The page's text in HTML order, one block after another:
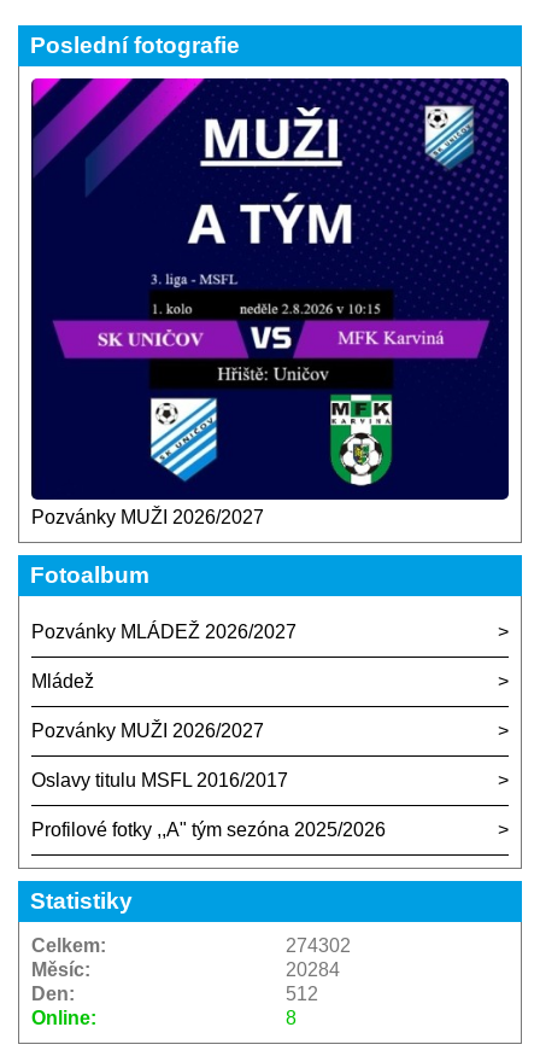
Poslední fotografie
Pozvánky MUŽI 2026/2027
Fotoalbum
Pozvánky MLÁDEŽ 2026/2027
Mládež
Pozvánky MUŽI 2026/2027
Oslavy titulu MSFL 2016/2017
Profilové fotky ,,A" tým sezóna 2025/2026
Statistiky
Online: 8
Celkem:
274302
Měsíc:
20284
Den:
512